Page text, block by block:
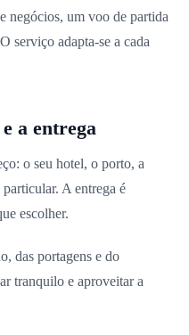
negócios, um voo de partida
serviço adapta-se a cada
a entrega
o seu hotel, o porto, a
A entrega é
escolher.
das portagens e do
tranquilo e aproveitar a